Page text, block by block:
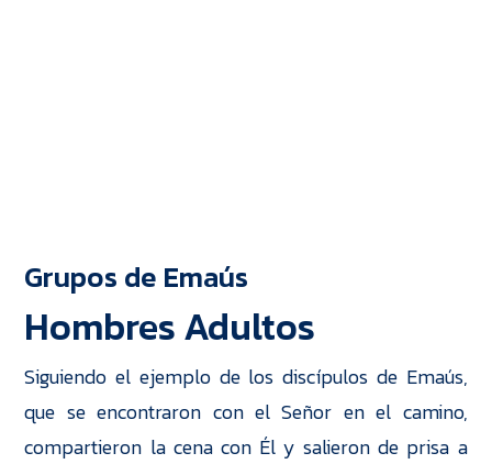
Grupos de Emaús
Hombres Adultos
Siguiendo el ejemplo de los discípulos de Emaús,
que se encontraron con el Señor en el camino,
compartieron la cena con Él y salieron de prisa a